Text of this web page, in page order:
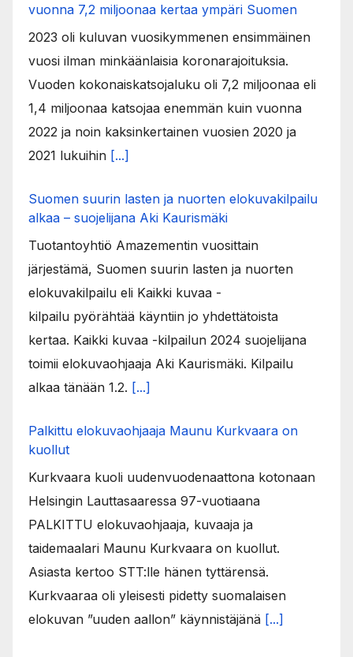
vuonna 7,2 miljoonaa kertaa ympäri Suomen
2023 oli kuluvan vuosikymmenen ensimmäinen
vuosi ilman minkäänlaisia koronarajoituksia.
Vuoden kokonaiskatsojaluku oli 7,2 miljoonaa eli
1,4 miljoonaa katsojaa enemmän kuin vuonna
2022 ja noin kaksinkertainen vuosien 2020 ja
2021 lukuihin [...]
Suomen suurin lasten ja nuorten elokuvakilpailu
alkaa – suojelijana Aki Kaurismäki
Tuotantoyhtiö Amazementin vuosittain
järjestämä, Suomen suurin lasten ja nuorten
elokuvakilpailu eli Kaikki kuvaa -
kilpailu pyörähtää käyntiin jo yhdettätoista
kertaa. Kaikki kuvaa -kilpailun 2024 suojelijana
toimii elokuvaohjaaja Aki Kaurismäki. Kilpailu
alkaa tänään 1.2. [...]
Palkittu elokuvaohjaaja Maunu Kurkvaara on
kuollut
Kurkvaara kuoli uudenvuodenaattona kotonaan
Helsingin Lauttasaaressa 97-vuotiaana
PALKITTU elokuvaohjaaja, kuvaaja ja
taidemaalari Maunu Kurkvaara on kuollut.
Asiasta kertoo STT:lle hänen tyttärensä.
Kurkvaaraa oli yleisesti pidetty suomalaisen
elokuvan ”uuden aallon” käynnistäjänä [...]